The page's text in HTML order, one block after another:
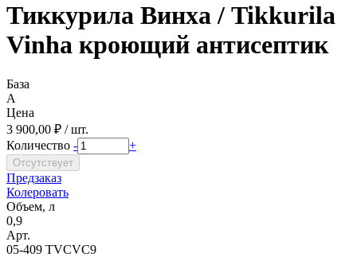
Тиккурила Винха / Tikkurila
Vinha кроющий антисептик
База
A
Цена
3 900,00 ₽ / шт.
Количество - +
Предзаказ
Колеровать
Объем, л
0,9
Арт.
05-409 TVCVC9